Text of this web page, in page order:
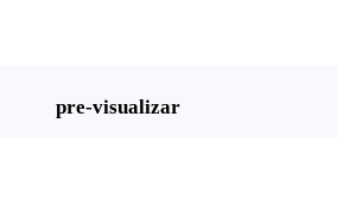
pre-visualizar